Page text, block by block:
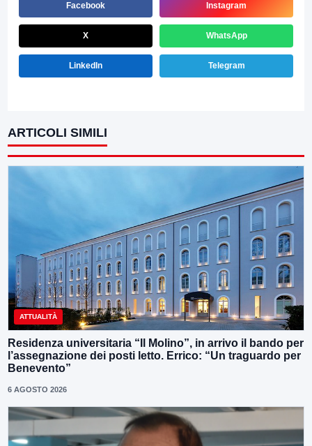
Facebook Instagram
X WhatsApp
LinkedIn Telegram
ARTICOLI SIMILI
ATTUALITÀ
Residenza universitaria “Il Molino”, in arrivo il bando per
l’assegnazione dei posti letto. Errico: “Un traguardo per
Benevento”
6 AGOSTO 2026